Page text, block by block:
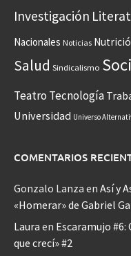
Investigación
Nacionales Noticias
Salud Sindicalismo
Teatro Tecnología
Universidad Universo
COMENTARIOS
Gonzalo Lanza en Así y
«Homerar» de Gabriel
Laura en Escaramujo
que crecí» #2